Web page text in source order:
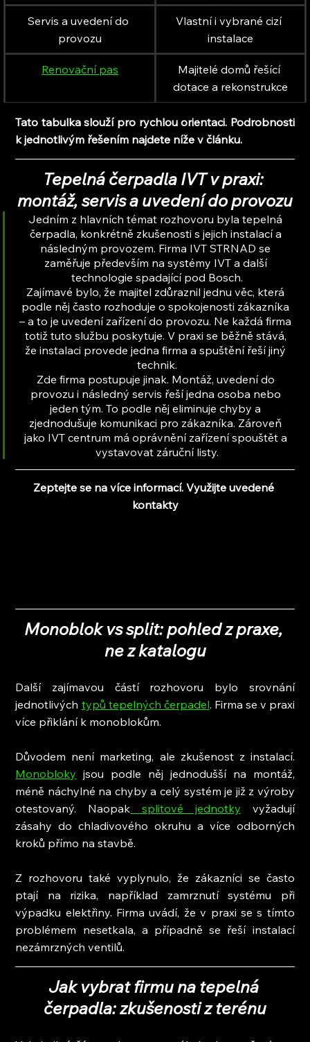
Servis a uvedení do
provozu
Vlastní i vybrané cizí
instalace
Renovační pas
Majitelé domů řešící
dotace a rekonstrukce
Tato tabulka slouží pro rychlou orientaci. Podrobnosti
k jednotlivým řešením najdete níže v článku.
Tepelná čerpadla IVT v praxi:
montáž, servis a uvedení do provozu
Jedním z hlavních témat rozhovoru byla tepelná
čerpadla, konkrétně zkušenosti s jejich instalací a
následným provozem. Firma IVT STRNAD se
zaměřuje především na systémy IVT a další
technologie spadající pod Bosch.
Zajímavé bylo, že majitel zdůraznil jednu věc, která
podle něj často rozhoduje o spokojenosti zákazníka
– a to je uvedení zařízení do provozu. Ne každá firma
totiž tuto službu poskytuje. V praxi se běžně stává,
že instalaci provede jedna firma a spuštění řeší jiný
technik.
Zde firma postupuje jinak. Montáž, uvedení do
provozu i následný servis řeší jedna osoba nebo
jeden tým. To podle něj eliminuje chyby a
zjednodušuje komunikaci pro zákazníka. Zároveň
jako IVT centrum má oprávnění zařízení spouštět a
vystavovat záruční listy.
Zeptejte se na více informací. Využijte uvedené
kontakty
Monoblok vs split: pohled z praxe,
ne z katalogu
Další zajímavou částí rozhovoru bylo srovnání
jednotlivých typů tepelných čerpadel. Firma se v praxi
více přiklání k monoblokům.
Monobloky jsou podle něj jednodušší na montáž,
méně náchylné na chyby a celý systém je již z výroby
otestovaný. Naopak splitové jednotky vyžadují
zásahy do chladivového okruhu a více odborných
kroků přímo na stavbě.
Z rozhovoru také vyplynulo, že zákazníci se často
ptají na rizika, například zamrznutí systému při
výpadku elektřiny. Firma uvádí, že v praxi se s tímto
problémem nesetkala, a případně se řeší instalací
nezámrzných ventilů.
Jak vybrat firmu na tepelná
čerpadla: zkušenosti z terénu